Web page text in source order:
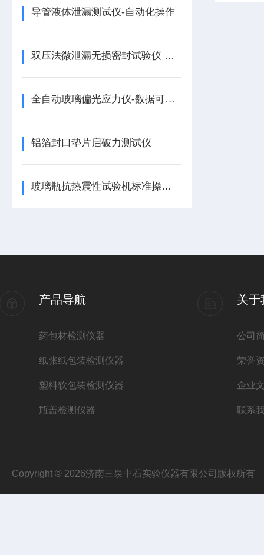
导管液体泄漏测试仪-自动化操作
双压法微泄漏无损密封试验仪 药品包装密封完整性检测的新选择
全自动玻璃偏光应力仪-数据可追溯
铝箔封口垫片启破力测试仪
玻璃瓶抗热震性试验机标准操作流程
产品导航
药包材检测仪器
纸张纸包装检测仪器
塑料软包装检测仪器
瓶盖检测仪器
关于
公司
荣誉
企业
联系
Copyright © 2026济南三泉中石实验仪器有限公司版权所有